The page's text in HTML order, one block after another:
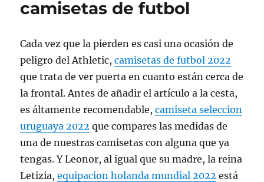
camisetas de futbol
Cada vez que la pierden es casi una ocasión de
peligro del Athletic,camisetas de futbol 2022
que trata de ver puerta en cuanto están cerca de
la frontal. Antes de añadir el artículo a la cesta,
es áltamente recomendable,camiseta seleccion
uruguaya 2022 que compares las medidas de
una de nuestras camisetas con alguna que ya
tengas. Y Leonor, al igual que su madre, la reina
Letizia,equipacion holanda mundial 2022 está